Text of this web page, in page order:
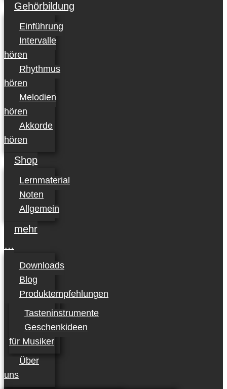
Gehörbildung
Einführung
Intervalle
hören
Rhythmus
hören
Melodien
hören
Akkorde
hören
Shop
Lernmaterial
Noten
Allgemein
mehr
…
Downloads
Blog
Produktempfehlungen
Tasteninstrumente
Geschenkideen
für Musiker
Über
uns